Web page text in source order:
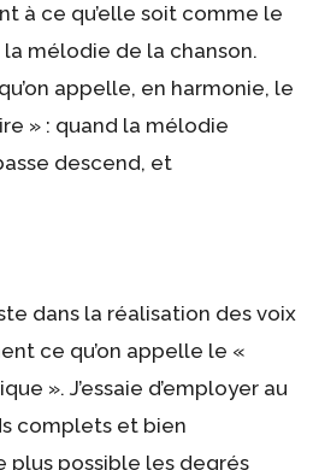
à ce qu’elle soit comme le
mélodie de la chanson.
appelle, en harmonie, le
» : quand la mélodie
descend, et
dans la réalisation des voix
ce qu’on appelle le «
». J’essaie d’employer au
complets et bien
plus possible les degrés